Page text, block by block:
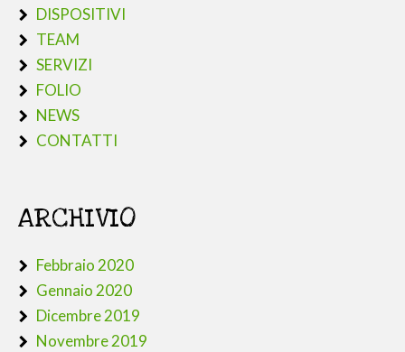
DISPOSITIVI
TEAM
SERVIZI
FOLIO
NEWS
CONTATTI
ARCHIVIO
Febbraio 2020
Gennaio 2020
Dicembre 2019
Novembre 2019